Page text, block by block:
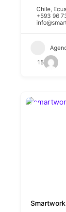
Chile,
+593 96
15
Smartwork